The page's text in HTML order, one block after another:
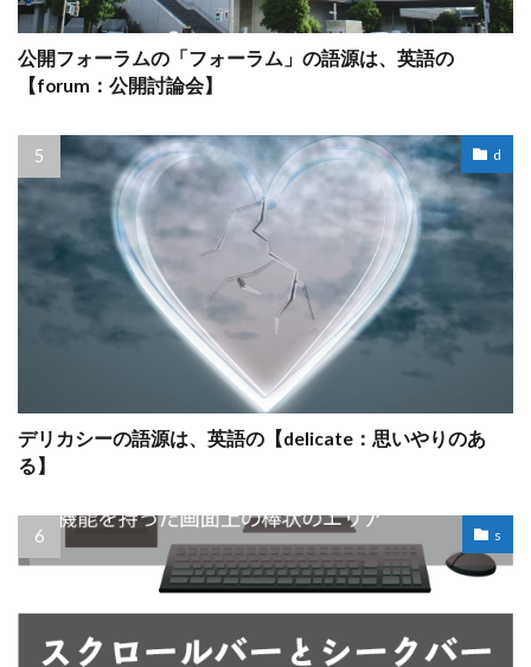
公開フォーラムの「フォーラム」の語源は、英語の
【forum：公開討論会】
d
デリカシーの語源は、英語の【delicate：思いやりのあ
る】
s